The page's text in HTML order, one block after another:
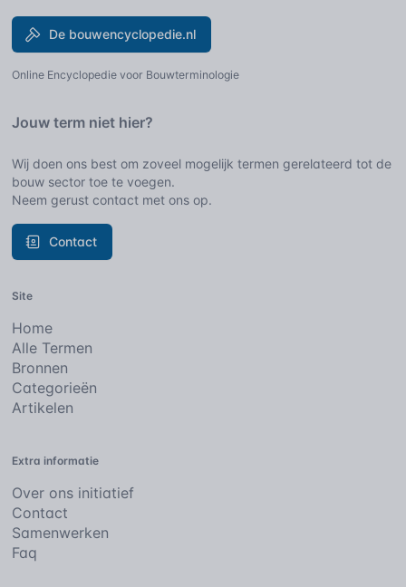
De bouwencyclopedie.nl
Online Encyclopedie voor Bouwterminologie
Jouw term niet hier?
Wij doen ons best om zoveel mogelijk termen gerelateerd tot de
bouw sector toe te voegen.
Neem gerust contact met ons op.
Contact
Site
Home
Alle Termen
Bronnen
Categorieën
Artikelen
Extra informatie
Over ons initiatief
Contact
Samenwerken
Faq